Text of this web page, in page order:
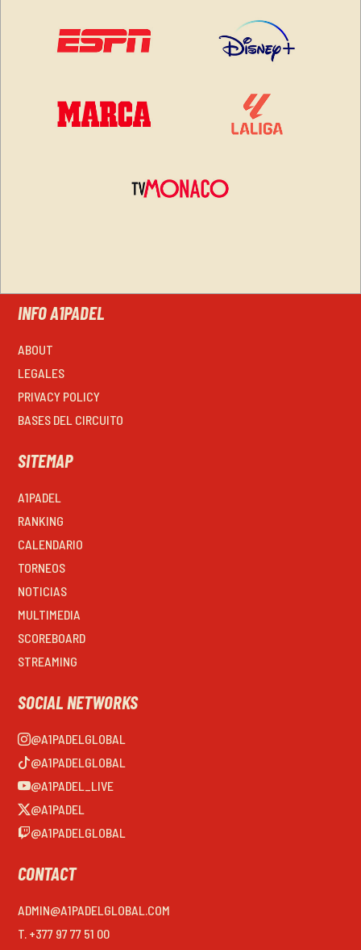
INFO A1PADEL
ABOUT
LEGALES
PRIVACY POLICY
BASES DEL CIRCUITO
SITEMAP
A1PADEL
RANKING
CALENDARIO
TORNEOS
NOTICIAS
MULTIMEDIA
SCOREBOARD
STREAMING
SOCIAL NETWORKS
@A1PADELGLOBAL
@A1PADELGLOBAL
@A1PADEL_LIVE
@A1PADEL
@A1PADELGLOBAL
CONTACT
ADMIN@A1PADELGLOBAL.COM
T. +377 97 77 51 00